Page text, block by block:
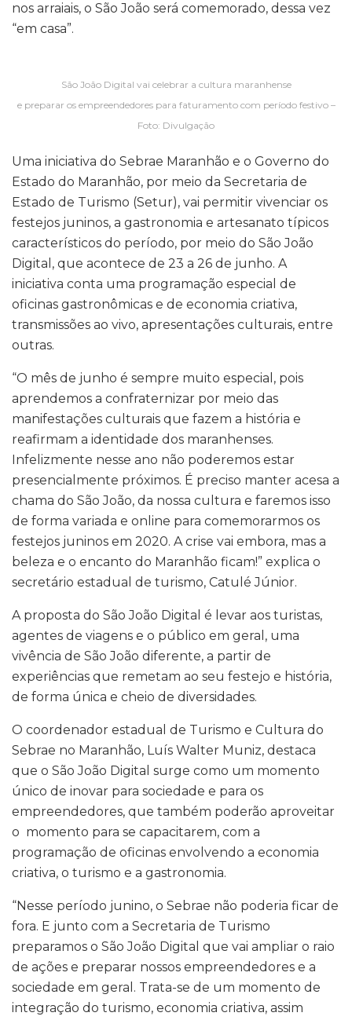
nos arraiais, o São João será comemorado, dessa vez
“em casa”.
São João Digital vai celebrar a cultura maranhense
e preparar os empreendedores para faturamento com período festivo –
Foto: Divulgação
Uma iniciativa do Sebrae Maranhão e o Governo do
Estado do Maranhão, por meio da Secretaria de
Estado de Turismo (Setur), vai permitir vivenciar os
festejos juninos, a gastronomia e artesanato típicos
característicos do período, por meio do São João
Digital, que acontece de 23 a 26 de junho. A
iniciativa conta uma programação especial de
oficinas gastronômicas e de economia criativa,
transmissões ao vivo, apresentações culturais, entre
outras.
“O mês de junho é sempre muito especial, pois
aprendemos a confraternizar por meio das
manifestações culturais que fazem a história e
reafirmam a identidade dos maranhenses.
Infelizmente nesse ano não poderemos estar
presencialmente próximos. É preciso manter acesa a
chama do São João, da nossa cultura e faremos isso
de forma variada e online para comemorarmos os
festejos juninos em 2020. A crise vai embora, mas a
beleza e o encanto do Maranhão ficam!” explica o
secretário estadual de turismo, Catulé Júnior.
A proposta do São João Digital é levar aos turistas,
agentes de viagens e o público em geral, uma
vivência de São João diferente, a partir de
experiências que remetam ao seu festejo e história,
de forma única e cheio de diversidades.
O coordenador estadual de Turismo e Cultura do
Sebrae no Maranhão, Luís Walter Muniz, destaca
que o São João Digital surge como um momento
único de inovar para sociedade e para os
empreendedores, que também poderão aproveitar
o momento para se capacitarem, com a
programação de oficinas envolvendo a economia
criativa, o turismo e a gastronomia.
“Nesse período junino, o Sebrae não poderia ficar de
fora. E junto com a Secretaria de Turismo
preparamos o São João Digital que vai ampliar o raio
de ações e preparar nossos empreendedores e a
sociedade em geral. Trata-se de um momento de
integração do turismo, economia criativa, assim